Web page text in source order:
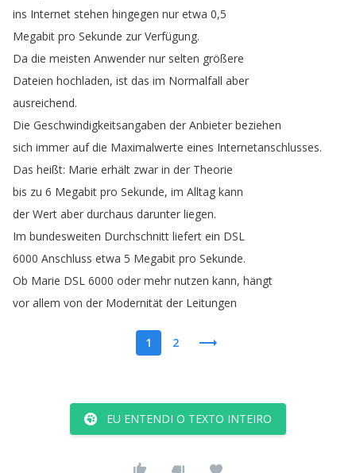
ins Internet stehen hingegen nur etwa 0,5
Megabit pro Sekunde zur Verfügung.
Da die meisten Anwender nur selten größere
Dateien hochladen, ist das im Normalfall aber
ausreichend.
Die Geschwindigkeitsangaben der Anbieter beziehen
sich immer auf die Maximalwerte eines Internetanschlusses.
Das heißt: Marie erhält zwar in der Theorie
bis zu 6 Megabit pro Sekunde, im Alltag kann
der Wert aber durchaus darunter liegen.
Im bundesweiten Durchschnitt liefert ein DSL
6000 Anschluss etwa 5 Megabit pro Sekunde.
Ob Marie DSL 6000 oder mehr nutzen kann, hängt
vor allem von der Modernität der Leitungen
1 2
EU ENTENDI O TEXTO INTEIRO